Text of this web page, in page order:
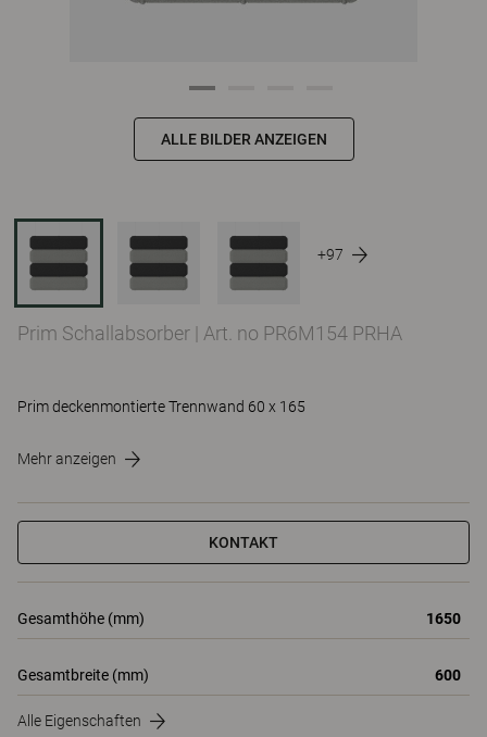
ALLE BILDER ANZEIGEN
+97
Prim Schallabsorber | Art. no PR6M154 PRHA
Prim deckenmontierte Trennwand 60 x 165
Mehr anzeigen
KONTAKT
Gesamthöhe (mm) 1650
Gesamtbreite (mm) 600
Alle Eigenschaften